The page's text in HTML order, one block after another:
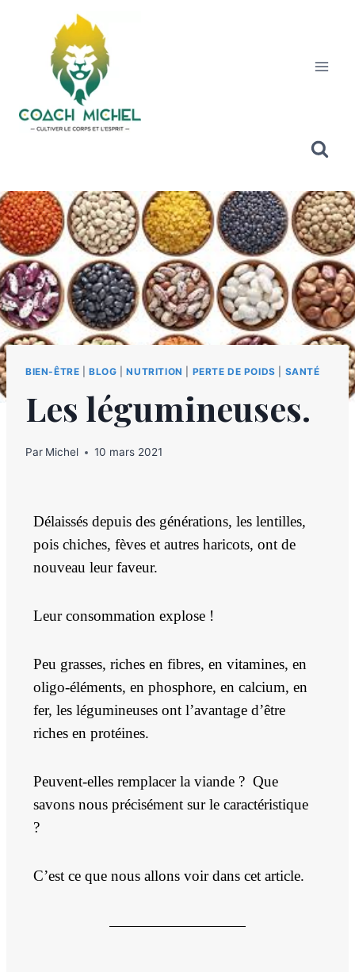
BIEN-ÊTRE |BLOG |NUTRITION PERTE DE POIDS SANTÉ
Les légumineuses.
Par Michel 10 mars 2021
Délaissés depuis des générations, les lentilles,
pois chiches, fèves et autres haricots, ont de
nouveau leur faveur.
Leur consommation explose !
Peu grasses, riches en fibres, en vitamines, en
oligo-éléments, en phosphore, en calcium, en
fer, les légumineuses ont l’avantage d’être
riches en protéines.
Peuvent-elles remplacer la viande ? Que
savons nous précisément sur le caractéristique
?
C’est ce que nous allons voir dans cet article.